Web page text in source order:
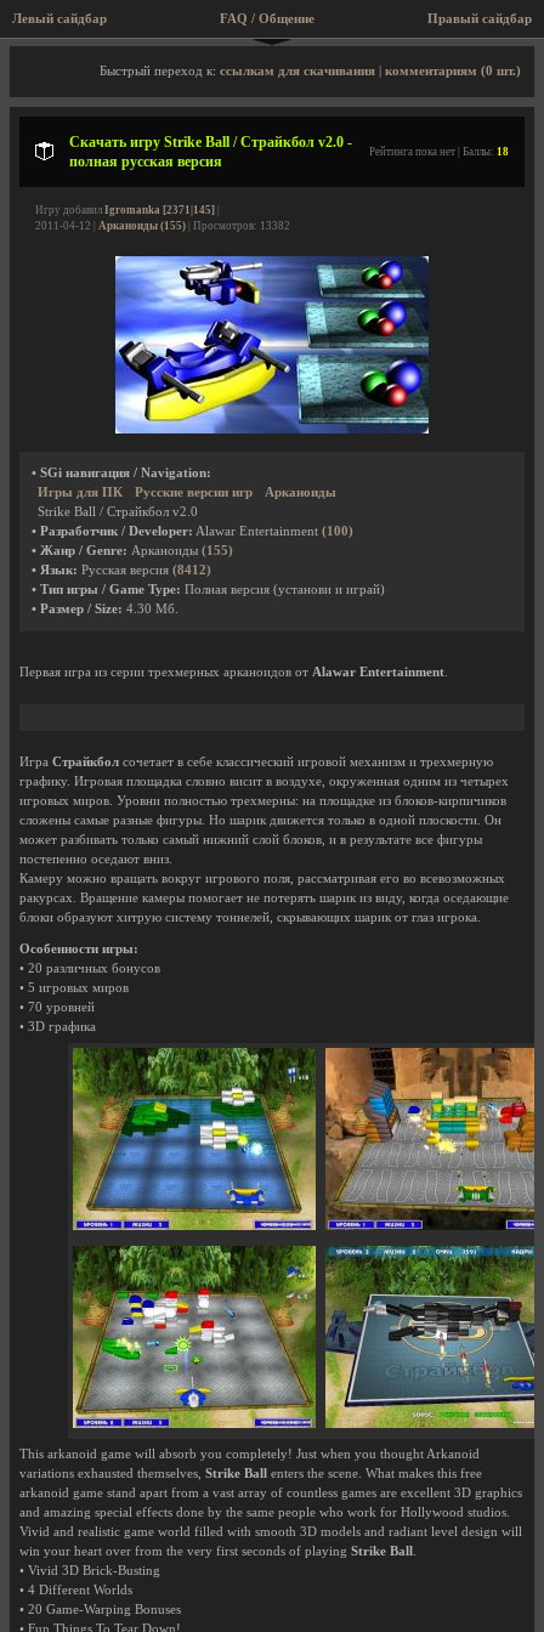
Левый сайдбар Правый сайдбар
FAQ / Общение
Описание игры, скриншоты, видео
Быстрый переход к: ссылкам для скачивания комментариям (0 шт.)
Скачать игру Strike Ball / Страйкбол v2.0 -
полная русская версия
Рейтинга пока нет | Баллы: 18
Игру добавил Igromanka [2371|145]
2011-04-12 | Арканоиды (155) | Просмотров: 13382
• SGi навигация / Navigation:
Игры для ПК
Русские версии игр
Арканоиды
Strike Ball / Страйкбол v2.0
• Разработчик / Developer: Alawar Entertainment (100)
• Жанр / Genre: Арканоиды (155)
• Язык: Русская версия (8412)
• Тип игры / Game Type: Полная версия (установи и играй)
• Размер / Size: 4.30 Мб.
Первая игра из серии трехмерных арканоидов от Alawar Entertainment
Игра Страйкбол сочетает в себе классический игровой механизм и трехмерную
графику. Игровая площадка словно висит в воздухе, окруженная одним из четырех
игровых миров. Уровни полностью трехмерны: на площадке из блоков-кирпичиков
сложены самые разные фигуры. Но шарик движется только в одной плоскости. Он
может разбивать только самый нижний слой блоков, и в результате все фигуры
постепенно оседают вниз.
Камеру можно вращать вокруг игрового поля, рассматривая его во всевозможных
ракурсах. Вращение камеры помогает не потерять шарик из виду, когда оседающие
блоки образуют хитрую систему тоннелей, скрывающих шарик от глаз игрока.
Особенности игры:
• 20 различных бонусов
• 5 игровых миров
• 70 уровней
• 3D графика
This arkanoid game will absorb you completely! Just when you thought Arkanoid
variations exhausted themselves, Strike Ball enters the scene. What makes this free
arkanoid game stand apart from a vast array of countless games are excellent 3D graphics
and amazing special effects done by the same people who work for Hollywood studios.
Vivid and realistic game world filled with smooth 3D models and radiant level design will
win your heart over from the very first seconds of playing Strike Ball
• Vivid 3D Brick-Busting
• 4 Different Worlds
• 20 Game-Warping Bonuses
• Fun Things To Tear Down!